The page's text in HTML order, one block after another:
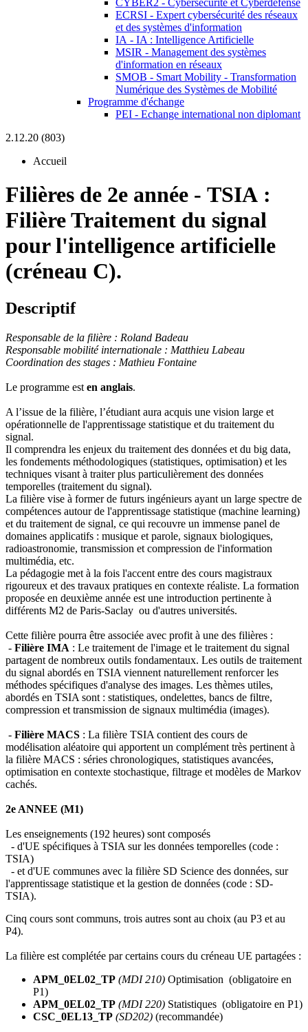
CYBER2 - Cybersécurité et Cyberdéfense
ECRSI - Expert cybersécurité des réseaux
et des systèmes d'information
IA - IA : Intelligence Artificielle
MSIR - Management des systèmes
d'information en réseaux
SMOB - Smart Mobility - Transformation
Numérique des Systèmes de Mobilité
Programme d'échange
PEI - Echange international non diplomant
2.12.20 (803)
Accueil
Filières de 2e année - TSIA :
Filière Traitement du signal
pour l'intelligence artificielle
(créneau C).
Descriptif
Responsable de la filière : Roland Badeau
Responsable mobilité internationale : Matthieu Labeau
Coordination des stages : Mathieu Fontaine
Le programme est en anglais.
A l’issue de la filière, l’étudiant aura acquis une vision large et
opérationnelle de l'apprentissage statistique et du traitement du
signal.
Il comprendra les enjeux du traitement des données et du big data,
les fondements méthodologiques (statistiques, optimisation) et les
techniques visant à traiter plus particulièrement des données
temporelles (traitement du signal).
La filière vise à former de futurs ingénieurs ayant un large spectre de
compétences autour de l'apprentissage statistique (machine learning)
et du traitement de signal, ce qui recouvre un immense panel de
domaines applicatifs : musique et parole, signaux biologiques,
radioastronomie, transmission et compression de l'information
multimédia, etc.
La pédagogie met à la fois l'accent entre des cours magistraux
rigoureux et des travaux pratiques en contexte réaliste. La formation
proposée en deuxième année est une introduction pertinente à
différents M2 de Paris-Saclay ou d'autres universités.
Cette filière pourra être associée avec profit à une des filières :
- Filière IMA : Le traitement de l'image et le traitement du signal
partagent de nombreux outils fondamentaux. Les outils de traitement
du signal abordés en TSIA viennent naturellement renforcer les
méthodes spécifiques d'analyse des images. Les thèmes utiles,
abordés en TSIA sont : statistiques, ondelettes, bancs de filtre,
compression et transmission de signaux multimédia (images).
- Filière MACS : La filière TSIA contient des cours de
modélisation aléatoire qui apportent un complément très pertinent à
la filière MACS : séries chronologiques, statistiques avancées,
optimisation en contexte stochastique, filtrage et modèles de Markov
cachés.
2e ANNEE (M1)
Les enseignements (192 heures) sont composés
- d'UE spécifiques à TSIA sur les données temporelles (code :
TSIA)
- et d'UE communes avec la filière SD Science des données, sur
l'apprentissage statistique et la gestion de données (code : SD-
TSIA).
Cinq cours sont communs, trois autres sont au choix (au P3 et au
P4).
La filière est complétée par certains cours du créneau UE partagées :
APM_0EL02_TP (MDI 210) Optimisation (obligatoire en
P1)
APM_0EL02_TP (MDI 220) Statistiques (obligatoire en P1)
CSC_0EL13_TP (SD202) (recommandée)